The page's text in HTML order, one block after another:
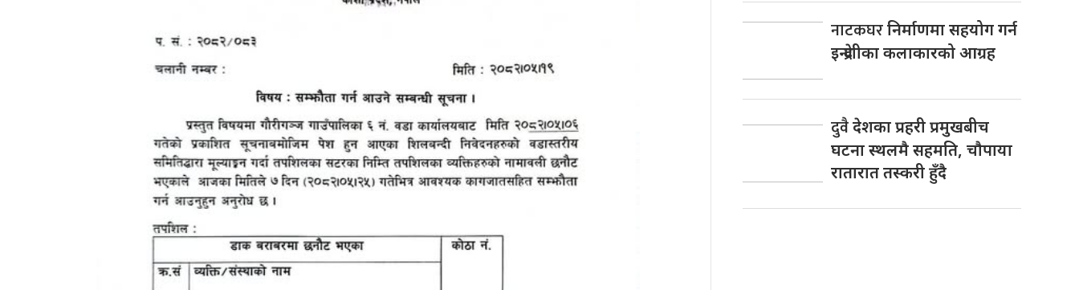
नाटकघरनिर्माणमा सहयोग गर्न
इन्द्रेणीका कलाकारको आग्रह
दुवैदेशका प्रहरी प्रमुखबीच
घटना स्थलमै सहमति, चाैपाया
रातारात तस्करी हुँदै